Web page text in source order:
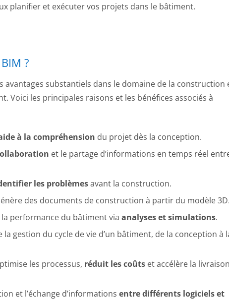
planifier et exécuter vos projets dans le bâtiment.
?
avantages substantiels dans le domaine de la construction
Voici les principales raisons et les bénéfices associés à
à la compréhension du projet dès la conception.
et le partage d’informations en temps réel
les problèmesavant la construction.
des documents de construction à partir du modèle
la performance du bâtiment via analyses et simulations.
la gestion du cycle de vie d’un bâtiment, de la conception à
les processus, réduit les coûts et accélère la
et l’échange d’informations entre différents logiciels et